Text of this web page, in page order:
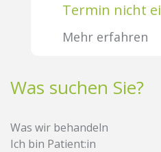
Termin nicht
Mehr erfahren
Was suchen Sie?
Was wir behandeln
Ich bin Patient:in